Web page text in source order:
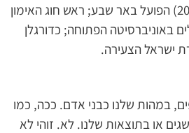
שנים ברציפות (2018-2016) הפועל באר שבע; ראש חוג האימון
הפתוחה; כדורגלן
הצעירה.
במהות שלנו כבני אדם. ככה, כמו
או בתוצאות שלנו. לא. זוהי לא